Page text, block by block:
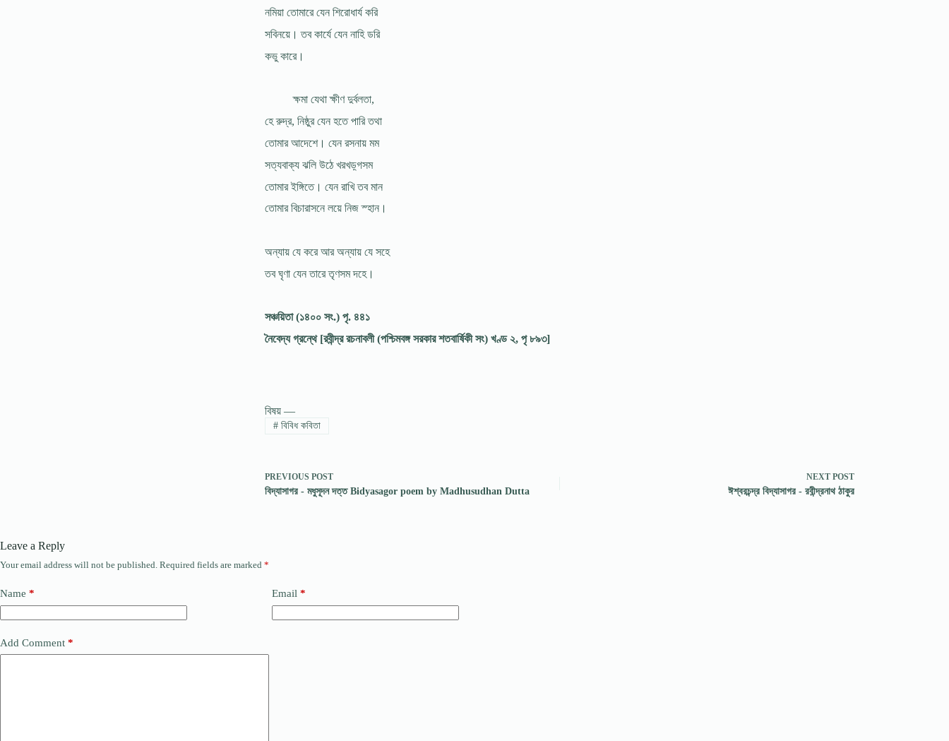
নমিয়া তোমারে যেন শিরোধার্য করি
সবিনয়ে। তব কার্যে যেন নাহি ডরি
কভু কারে।
ক্ষমা যেথা ক্ষীণ দুর্বলতা,
হে রুদ্র, নিষ্ঠুর যেন হতে পারি তথা
তোমার আদেশে। যেন রসনায় মম
সত্যবাক্য ঝলি উঠে খরখড়্গসম
তোমার ইঙ্গিতে। যেন রাখি তব মান
তোমার বিচারাসনে লয়ে নিজ স্হান।
অন্যায় যে করে আর অন্যায় যে সহে
তব ঘৃণা যেন তারে তৃণসম দহে।
সঞ্চয়িতা (১৪০০ সং.) পৃ. ৪৪১
নৈবেদ্য গ্রন্থে [রবীন্দ্র রচনাবলী (পশ্চিমবঙ্গ সরকার শতবার্ষিকী সং) খণ্ড ২, পৃ ৮৯৩]
বিষয় —
#বিবিধ কবিতা
PREVIOUS POST
বিদ্যাসাগর - মধুসূদন দত্ত Bidyasagor poem by Madhusudhan Dutta
NEXT POST
ঈশ্বরচন্দ্র বিদ্যাসাগর - রবীন্দ্রনাথ ঠাকুর
Leave a Reply
Your email address will not be published. Required fields are marked *
Name * Email *
Add Comment *